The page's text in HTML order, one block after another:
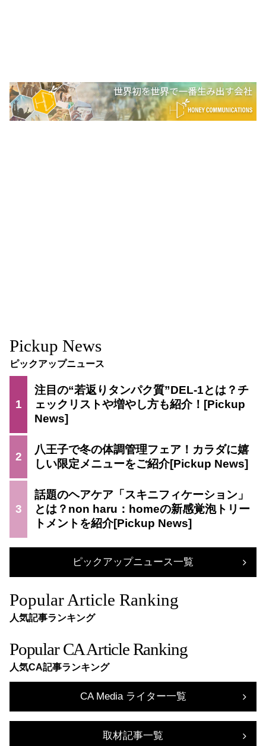
Pickup News
ピックアップニュース
1
注目の“若返りタンパク質”DEL-1とは？チ
ェックリストや増やし方も紹介！
2
八王子で冬の体調管理フェア！カラダに嬉
しい限定メニューをご紹介
3
話題のヘアケア「スキニフィケーション」
とは？non haru：homeの新感覚泡トリー
トメントを紹介
ピックアップニュース一覧
Popular Article Ranking
人気記事ランキング
Popular CA Article Ranking
人気CA記事ランキング
CA Media ライター一覧
取材記事一覧